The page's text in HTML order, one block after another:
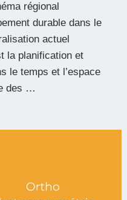
régional
durable dans le
actuel
la planification et
le temps et l’espace
des …